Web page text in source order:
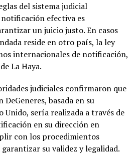
del sistema judicial
efectiva es
un juicio justo. En casos
reside en otro país, la ley
internacionales de notificación,
La Haya.
judiciales confirmaron que
basada en su
Unido, sería realizada a través de
en su dirección en
con los procedimientos
su validez y legalidad.